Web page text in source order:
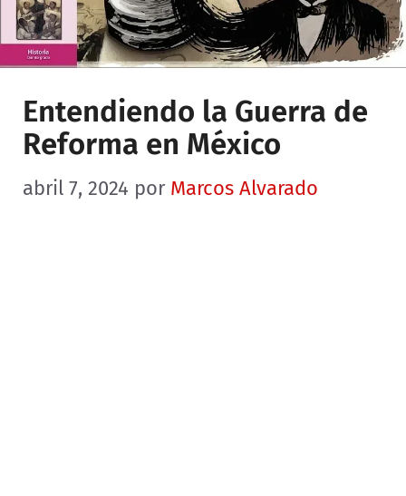
Entendiendo la Guerra de
Reforma en México
abril 7, 2024 por Marcos Alvarado